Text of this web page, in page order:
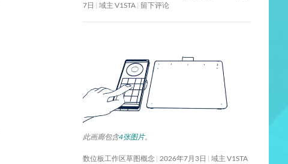
7日
域主 V1STA 留下评论
此画廊包含4张图片。
数位板工作区草图概念 2026年7月3日
域主 V1STA